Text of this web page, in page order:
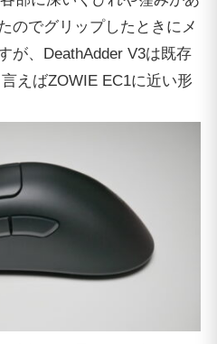
のでグリップしたときにメ
が、DeathAdder V3は既存
えばZOWIE EC1に近い形